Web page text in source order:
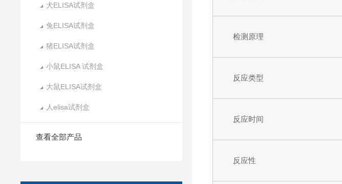
犬ELISA试剂盒
兔ELISA试剂盒
猪ELISA试剂盒
小鼠ELISA 试剂盒
大鼠ELISA试剂盒
人elisa试剂盒
查看全部产品
检测原理
反应类型
反应时间
反应性